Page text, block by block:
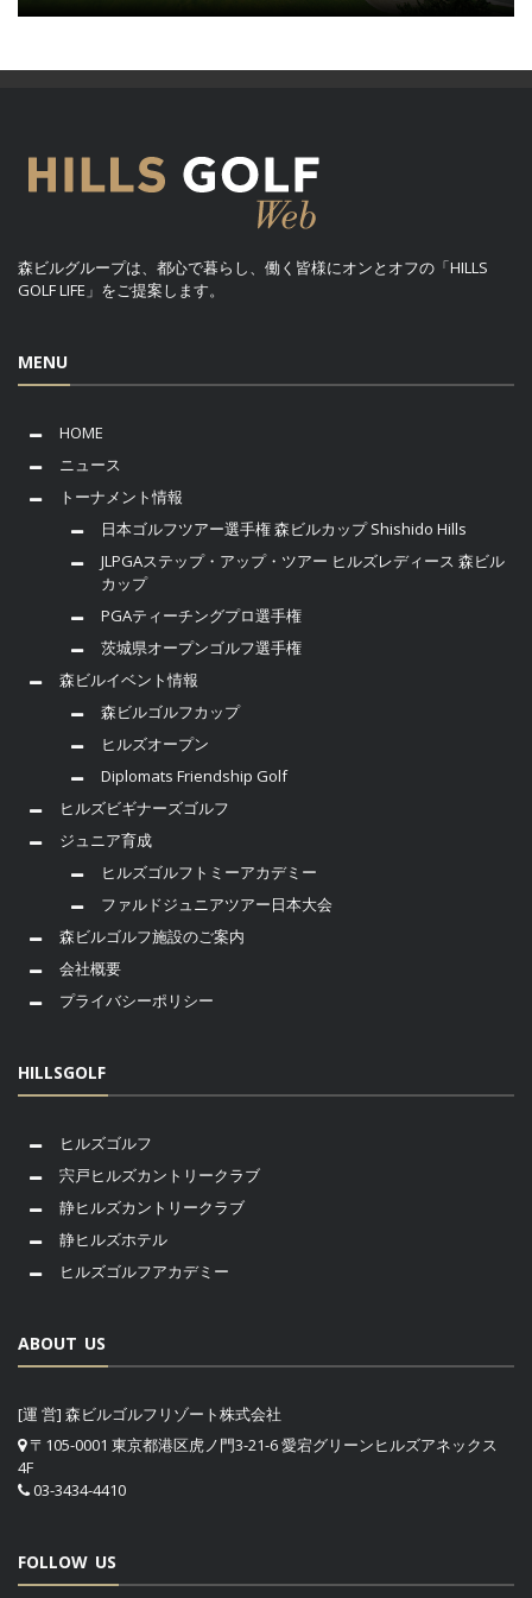
森ビルグループは、都心で暮らし、働く皆様にオンとオフの「HILLS
GOLF LIFE」をご提案します。
MENU
HOME
ニュース
トーナメント情報
日本ゴルフツアー選手権 森ビルカップ Shishido Hills
JLPGAステップ・アップ・ツアー ヒルズレディース 森ビル
カップ
PGAティーチングプロ選手権
茨城県オープンゴルフ選手権
森ビルイベント情報
森ビルゴルフカップ
ヒルズオープン
Diplomats Friendship Golf
ヒルズビギナーズゴルフ
ジュニア育成
ヒルズゴルフトミーアカデミー
ファルドジュニアツアー日本大会
森ビルゴルフ施設のご案内
会社概要
プライバシーポリシー
HILLSGOLF
ヒルズゴルフ
宍戸ヒルズカントリークラブ
静ヒルズカントリークラブ
静ヒルズホテル
ヒルズゴルフアカデミー
ABOUT US
[運 営] 森ビルゴルフリゾート株式会社
〒105-0001 東京都港区虎ノ門3-21-6 愛宕グリーンヒルズアネックス
4F
03-3434-4410
FOLLOW US